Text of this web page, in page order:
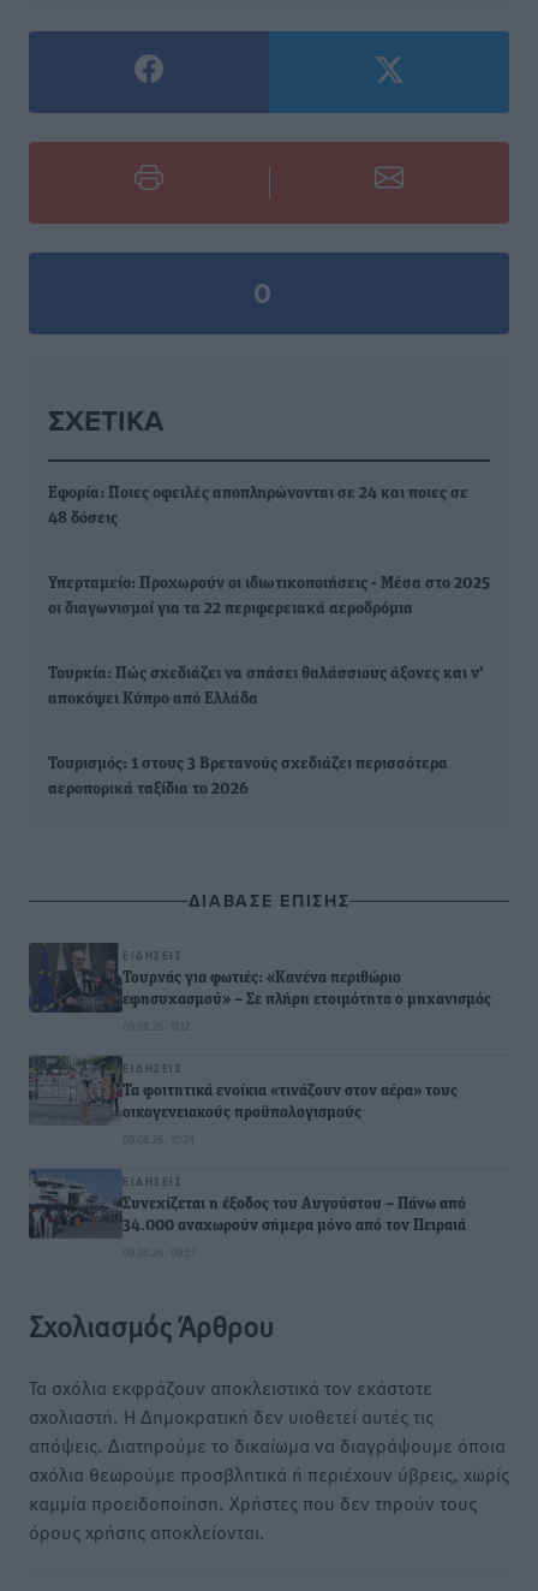
0
ΣΧΕΤΙΚΆ
Εφορία: Ποιες οφειλές αποπληρώνονται σε 24 και ποιες σε
48 δόσεις
Υπερταμείο: Προχωρούν οι ιδιωτικοποιήσεις - Μέσα στο 2025
οι διαγωνισμοί για τα 22 περιφερειακά αεροδρόμια
Τουρκία: Πώς σχεδιάζει να σπάσει θαλάσσιους άξονες και ν’
αποκόψει Κύπρο από Ελλάδα
Τουρισμός: 1 στους 3 Βρετανούς σχεδιάζει περισσότερα
αεροπορικά ταξίδια το 2026
ΔΙΑΒΑΣΕ ΕΠΙΣΗΣ
ΕΙΔΉΣΕΙΣ
Τουρνάς για φωτιές: «Κανένα περιθώριο
εφησυχασμού» – Σε πλήρη ετοιμότητα ο μηχανισμός
09.08.26 · 11:12
ΕΙΔΉΣΕΙΣ
Τα φοιτητικά ενοίκια «τινάζουν στον αέρα» τους
οικογενειακούς προϋπολογισμούς
09.08.26 · 10:24
ΕΙΔΉΣΕΙΣ
Συνεχίζεται η έξοδος του Αυγούστου – Πάνω από
34.000 αναχωρούν σήμερα μόνο από τον Πειραιά
09.08.26 · 09:57
Σχολιασμός Άρθρου
Τα σχόλια εκφράζουν αποκλειστικά τον εκάστοτε
σχολιαστή. Η Δημοκρατική δεν υιοθετεί αυτές τις
απόψεις. Διατηρούμε το δικαίωμα να διαγράψουμε όποια
σχόλια θεωρούμε προσβλητικά ή περιέχουν ύβρεις, χωρίς
καμμία προειδοποίηση. Χρήστες που δεν τηρούν τους
όρους χρήσης αποκλείονται.